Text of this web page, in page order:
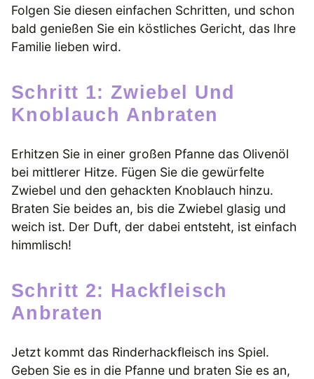
Folgen Sie diesen einfachen Schritten, und schon
bald genießen Sie ein köstliches Gericht, das Ihre
Familie lieben wird.
Schritt 1: Zwiebel Und
Knoblauch Anbraten
Erhitzen Sie in einer großen Pfanne das Olivenöl
bei mittlerer Hitze. Fügen Sie die gewürfelte
Zwiebel und den gehackten Knoblauch hinzu.
Braten Sie beides an, bis die Zwiebel glasig und
weich ist. Der Duft, der dabei entsteht, ist einfach
himmlisch!
Schritt 2: Hackfleisch
Anbraten
Jetzt kommt das Rinderhackfleisch ins Spiel.
Geben Sie es in die Pfanne und braten Sie es an,